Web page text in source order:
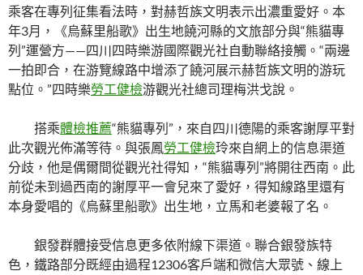
乘客在專列征集看法時，對赫哲族文明表示出濃重愛好。本
年3月，《烏蘇里船歌》出生地饒河縣的文旅部分與“熊貓專
列”運營方——四川四時樂游國際觀光社自動聯絡接觸。“兩邊
一拍即合，在游覽線路中增添了饒河展示赫哲族文明的游玩
點位。”四時樂勞工健檢游觀光社總司理梅洪戈說。
搭乘體檢推薦“熊貓專列”，來自四川德陽的乘客謝厚平對
此次觀光佈滿等待。與張鳳勞工健檢玲來自網上的信息渠道
分歧，他是偶爾間從觀光社得知，“熊貓專列”將開往西南。此
前從未到過西南的謝厚平一會兒來了愛好，得知線路里還有
本身愛唱的《烏蘇里船歌》出生地，立馬和老婆報了名。
銀發群體接受信息更多依附線下渠道。聯合銀發族特
色，鐵路部分既經由過程12306客戶端和微信大眾號、線上